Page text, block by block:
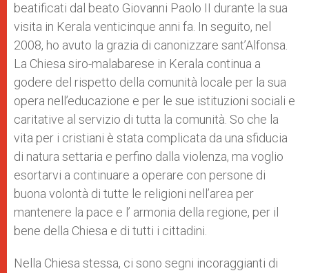
beatificati dal beato Giovanni Paolo II durante la sua
visita in Kerala venticinque anni fa. In seguito, nel
2008, ho avuto la grazia di canonizzare sant’Alfonsa.
La Chiesa siro-malabarese in Kerala continua a
godere del rispetto della comunità locale per la sua
opera nell’educazione e per le sue istituzioni sociali e
caritative al servizio di tutta la comunità. So che la
vita per i cristiani è stata complicata da una sfiducia
di natura settaria e perfino dalla violenza, ma voglio
esortarvi a continuare a operare con persone di
buona volontà di tutte le religioni nell’area per
mantenere la pace e l’ armonia della regione, per il
bene della Chiesa e di tutti i cittadini.
Nella Chiesa stessa, ci sono segni incoraggianti di